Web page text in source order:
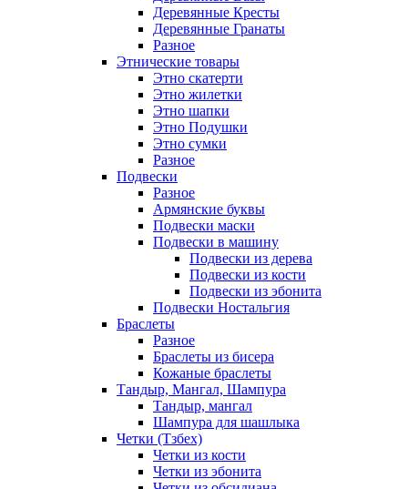
Деревянные Кресты
Деревянные Гранаты
Разное
Этнические товары
Этно скатерти
Этно жилетки
Этно шапки
Этно Подушки
Этно сумки
Разное
Подвески
Разное
Армянские буквы
Подвески маски
Подвески в машину
Подвески из дерева
Подвески из кости
Подвески из эбонита
Подвески Ностальгия
Браслеты
Разное
Браслеты из бисера
Кожаные браслеты
Тандыр, Мангал, Шампура
Тандыр, мангал
Шампура для шашлыка
Четки (Тзбех)
Четки из кости
Четки из эбонита